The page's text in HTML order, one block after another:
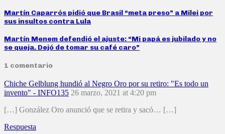
Martín Caparrós pidió que Brasil “meta preso” a Milei por
sus insultos contra Lula
Martín Menem defendió el ajuste: “Mi papá es jubilado y no
se queja. Dejó de tomar su café caro”
1 comentario
Chiche Gelblung hundió al Negro Oro por su retiro: "Es todo un
invento" - INFO135 26 marzo, 2021 at 4:20 pm
[…] González Oro anunció que se retira y sacó… […]
Respuesta